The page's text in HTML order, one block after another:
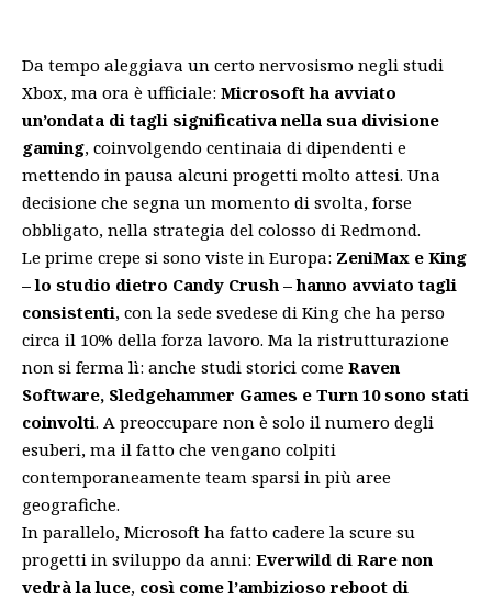
Da tempo aleggiava un certo nervosismo negli studi
Xbox, ma ora è ufficiale: Microsoft ha avviato
un’ondata di tagli significativa nella sua divisione
gaming, coinvolgendo centinaia di dipendenti e
mettendo in pausa alcuni progetti molto attesi. Una
decisione che segna un momento di svolta, forse
obbligato, nella strategia del colosso di Redmond.
Le prime crepe si sono viste in Europa: ZeniMax e King
– lo studio dietro Candy Crush – hanno avviato tagli
consistenti, con la sede svedese di King che ha perso
circa il 10% della forza lavoro. Ma la ristrutturazione
non si ferma lì: anche studi storici come Raven
Software, Sledgehammer Games e Turn 10 sono stati
coinvolti. A preoccupare non è solo il numero degli
esuberi, ma il fatto che vengano colpiti
contemporaneamente team sparsi in più aree
geografiche.
In parallelo, Microsoft ha fatto cadere la scure su
progetti in sviluppo da anni: Everwild di Rare non
vedrà la luce, così come l’ambizioso reboot di